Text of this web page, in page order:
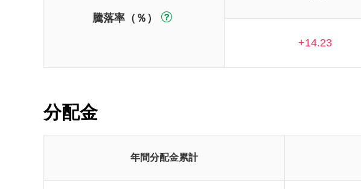
騰落率（％）
+14.23
分配金
年間分配金累計